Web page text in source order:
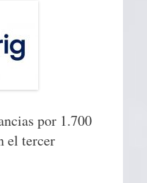
por 1.700
el tercer